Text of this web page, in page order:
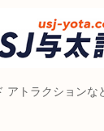
トラクション